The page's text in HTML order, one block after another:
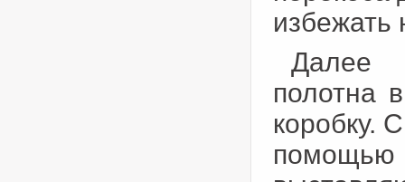
избежать
Далее
полотна
коробку.
помощью